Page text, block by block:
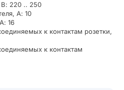
220 .. 250
А: 10
16
к контактам розетки,
к контактам